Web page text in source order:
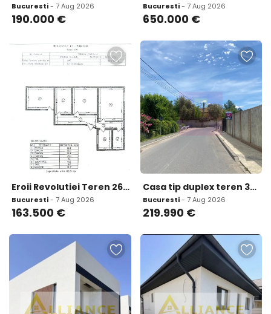
Bucuresti- 7 Aug 2026
190.000 €
Bucuresti- 7 Aug 2026
650.000 €
Eroii Revolutiei Teren 264 mp dubla deschidere
Bucuresti- 7 Aug 2026
163.500 €
Casa tip duplex teren 301mp Mogosoaia
Bucuresti- 7 Aug 2026
219.990 €